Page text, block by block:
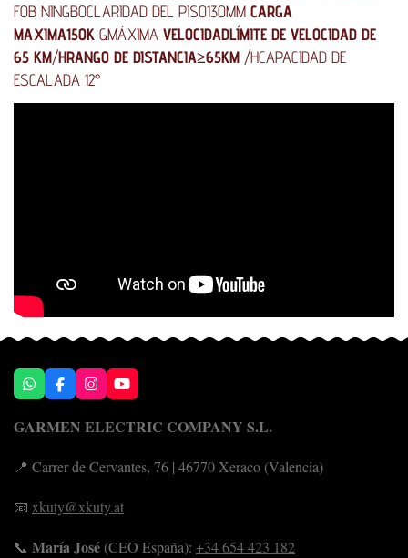
FOB NINGBOCLARIDAD DEL PISO130MM CARGA
MAXIMA150K GMÁXIMA VELOCIDADLÍMITE DE VELOCIDAD DE
65 KM/HRANGO DE DISTANCIA≥65KM /HCAPACIDAD DE
ESCALADA 12°
W
h
t
p
F
a
e
o
I
n
t
r
Y
o
T
e
GARMEN ELECTRIC COMPANY S.L.
📍 Carrer de Cervantes, 76 | 46770 Xeraco (Valencia)
📧 xkuty@xkuty.at
📞 María José (CEO España): +34 654 423 182